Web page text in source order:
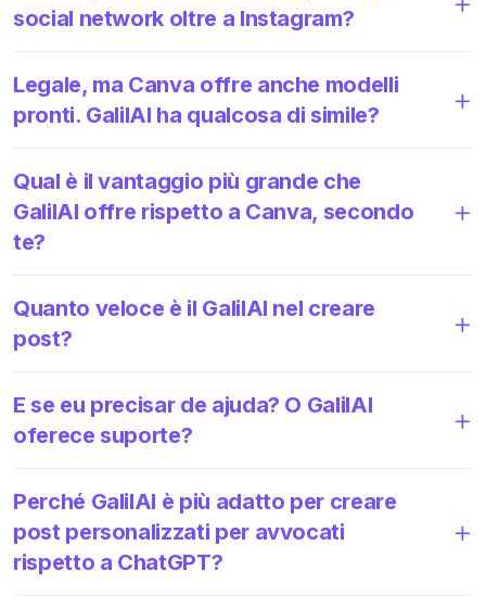
social network oltre a Instagram?
Legale, ma Canva offre anche modelli
pronti. GalilAI ha qualcosa di simile?
Qual è il vantaggio più grande che
GalilAI offre rispetto a Canva, secondo
te?
Quanto veloce è il GalilAI nel creare
post?
E se eu precisar de ajuda? O GalilAI
oferece suporte?
Perché GalilAI è più adatto per creare
post personalizzati per avvocati
rispetto a ChatGPT?